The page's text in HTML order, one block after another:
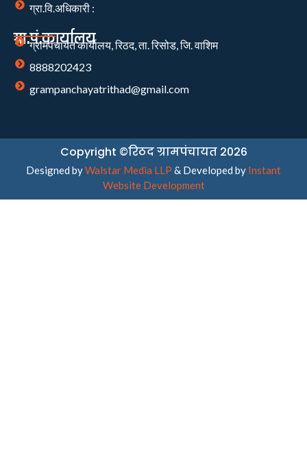
ग्रा.वि.अधिकारी :
ग्रा.पं.कार्यालय
ग्रामपंचायत कार्यालय, रिठद, ता. रिसोड, जि. वाशिम
8888202423
grampanchayatrithad@gmail.com
Copyright ©रिठद ग्रामपंचायत 2026
Designed byWalstar Media LLP & Developed by Instant
Website Development